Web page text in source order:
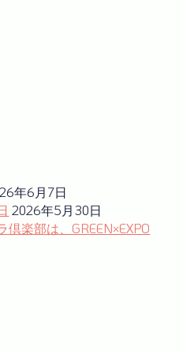
年6月7日
2026年5月30日
楽部は、GREEN×EXPO